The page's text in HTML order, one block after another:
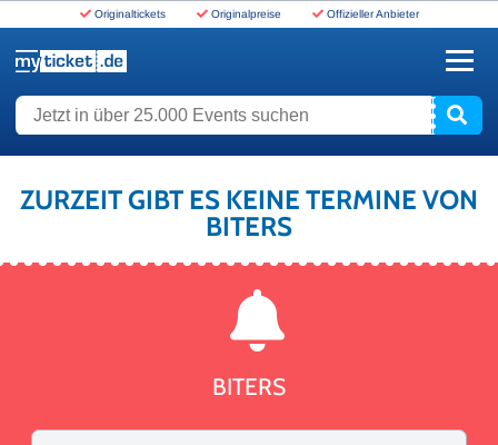
Originaltickets Originalpreise Offizieller Anbieter
Jetzt in über 25.000 Events suchen
ZURZEIT GIBT ES KEINE TERMINE VON
BITERS
BITERS